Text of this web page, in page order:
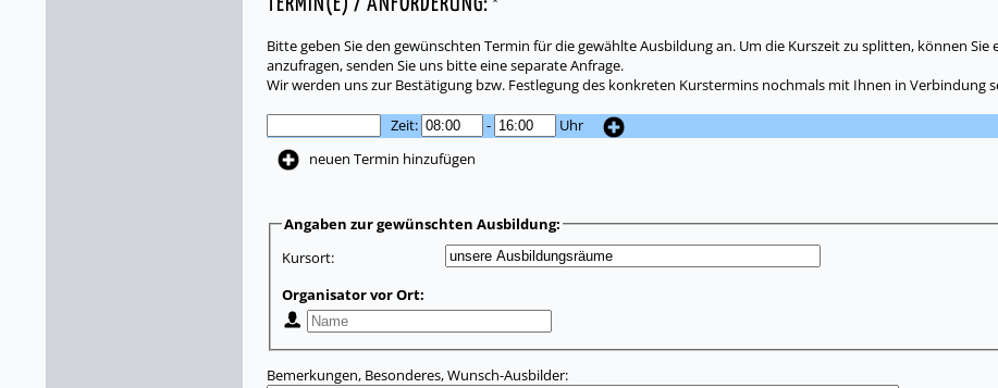
TERMIN(E) / ANFORDERUNG:
Bitte geben Sie den gewünschten Termin für die gewählte Ausbildung an. Um die Kurszeit zu splitten, können
anzufragen, senden Sie uns bitte eine separate Anfrage.
Wir werden uns zur Bestätigung bzw. Festlegung des konkreten Kurstermins nochmals mit Ihnen in Verbindung
Zeit: -
Uhr
neuen Termin hinzufügen
Angaben zur gewünschten Ausbildung:
Kursort:
Organisator vor Ort:
Bemerkungen, Besonderes, Wunsch-Ausbilder: